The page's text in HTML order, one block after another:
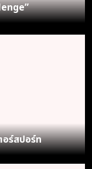
ร์สปอร์ท